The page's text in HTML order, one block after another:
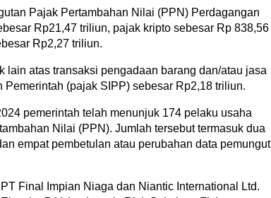
Pajak Pertambahan Nilai (PPN) Perdagangan
Rp21,47 triliun, pajak kripto sebesar Rp 838,56
Rp2,27 triliun.
lain atas transaksi pengadaan barang dan/atau jasa
(pajak SIPP) sebesar Rp2,18 triliun.
pemerintah telah menunjuk 174 pelaku usaha
Nilai (PPN). Jumlah tersebut termasuk dua
empat pembetulan atau perubahan data pemungut
Final Impian Niaga dan Niantic International Ltd.